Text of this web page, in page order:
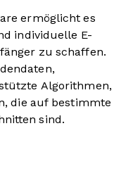
ermöglicht es
individuelle E-
zu schaffen.
Algorithmen,
die auf bestimmte
sind.